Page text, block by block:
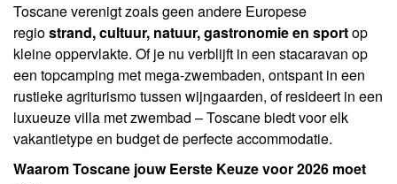
Toscane verenigt zoals geen andere Europese
regiostrand, cultuur, natuur, gastronomie en sportop
kleine oppervlakte. Of je nu verblijft in een stacaravan op
een topcamping met mega-zwembaden, ontspant in een
rustieke agriturismo tussen wijngaarden, of resideert in een
luxueuze villa met zwembad – Toscane biedt voor elk
vakantietype en budget de perfecte accommodatie.
Waarom Toscane jouw Eerste Keuze voor 2026 moet